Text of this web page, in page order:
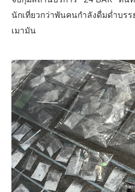
นักเที่ยวกว่าพันคนกำลังดื่มด่ำบร
เมามัน